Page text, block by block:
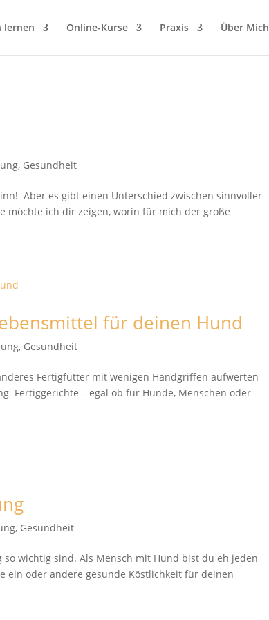
lernen Online-Kurse Praxis Über Mich
, Gesundheit
Aber es gibt einen Unterschied zwischen sinnvoller
möchte ich dir zeigen, worin für mich der große
für deinen Hund
, Gesundheit
Fertigfutter mit wenigen Handgriffen aufwerten
Fertiggerichte – egal ob für Hunde, Menschen oder
, Gesundheit
wichtig sind. Als Mensch mit Hund bist du eh jeden
ein oder andere gesunde Köstlichkeit für deinen